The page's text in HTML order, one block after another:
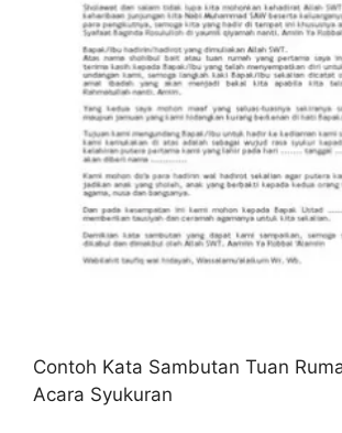
Contoh Kata Sambutan Tuan
Acara Syukuran